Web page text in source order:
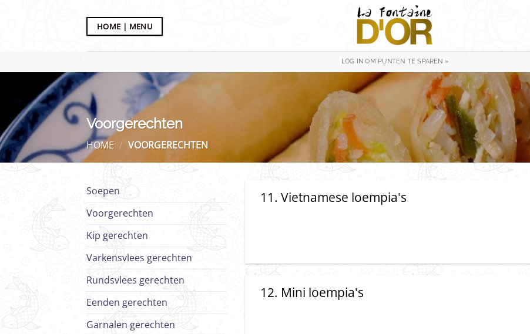
HOME | MENU
LOG IN OM PUNTEN TE SPAREN »
Voorgerechten
HOME / VOORGERECHTEN
Soepen
Voorgerechten
Kip gerechten
Varkensvlees gerechten
Rundsvlees gerechten
Eenden gerechten
Garnalen gerechten
11. Vietnamese loempia's
12. Mini loempia's